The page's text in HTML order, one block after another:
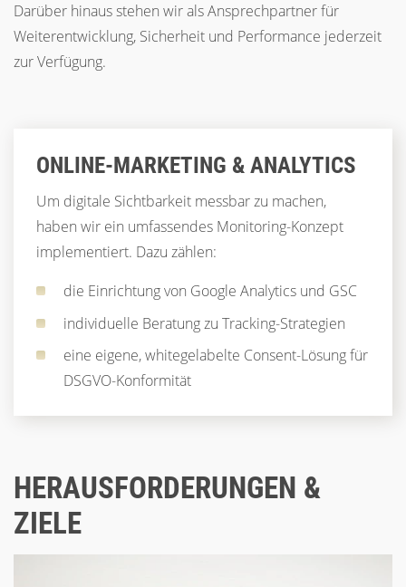
Darüber hinaus stehen wir als Ansprechpartner für
Weiterentwicklung, Sicherheit und Performance jederzeit
zur Verfügung.
ONLINE-MARKETING & ANALYTICS
Um digitale Sichtbarkeit messbar zu machen,
haben wir ein umfassendes Monitoring-Konzept
implementiert. Dazu zählen:
die Einrichtung von Google Analytics und GSC
individuelle Beratung zu Tracking-Strategien
eine eigene, whitegelabelte Consent-Lösung für
DSGVO-Konformität
HERAUSFORDERUNGEN &
ZIELE